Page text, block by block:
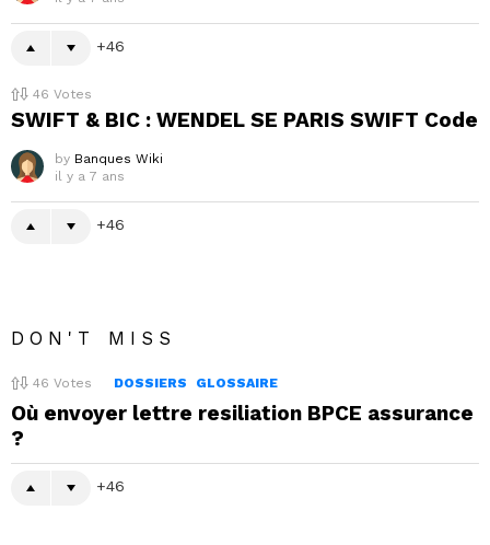
46
46 Votes
SWIFT & BIC : WENDEL SE PARIS SWIFT Code
by Banques Wiki
il y a 7 ans
46
DON'T MISS
46 Votes DOSSIERS GLOSSAIRE
Où envoyer lettre resiliation BPCE assurance
?
46